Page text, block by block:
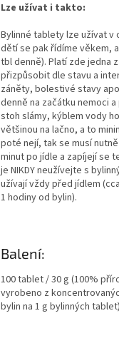
Lze užívat i takto:
Bylinné tablety lze užívat v
dětí se pak řídíme věkem,
tbl denně). Platí zde jedna
přizpůsobit dle stavu a
záněty, bolestivé stavy
denně na začátku nemoci
stoh slámy, kýblem vody
většinou na lačno, a to
poté nejí, tak se musí
minut po jídle a zapíjejí se
je NIKDY neužívejte s
užívají vždy před jídlem
1 hodiny od bylin).
Balení:
100 tablet / 30 g (100%
vyrobeno z
bylin na 1 g bylinných tablet)